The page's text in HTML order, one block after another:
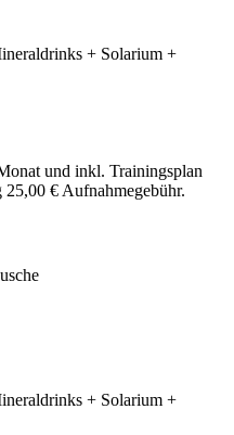
+ Solarium +
und inkl. Trainingsplan
€ Aufnahmegebühr.
+ Solarium +